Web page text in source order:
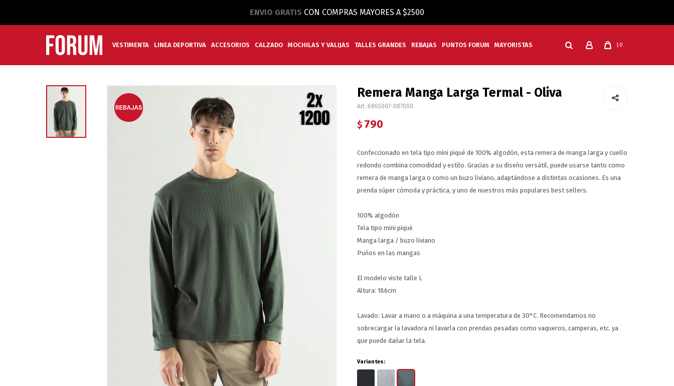
ENVIO GRATIS CON COMPRAS MAYORES A $2500
VESTIMENTA LINEA DEPORTIVA ACCESORIOS CALZADO MOCHILAS Y VALIJAS TALLES GRANDES REBAJAS PUNTOS FORUM MAYORISTAS $ 0
Remera Manga Larga Termal - Oliva
6865007-087000
$ 790
Confeccionado en tela tipo mini piqué de 100% algodón, esta remera de manga larga y cuello
redondo combina comodidad y estilo. Gracias a su diseño versátil, puede usarse tanto como
remera de manga larga o como un buzo liviano, adaptándose a distintas ocasiones. Es una
prenda súper cómoda y práctica, y uno de nuestros más populares best sellers.
100% algodón
Tela tipo mini piqué
Manga larga / buzo liviano
Puños en las mangas
El modelo viste talle L
Altura: 186cm
Lavado: Lavar a mano o a máquina a una temperatura de 30°C. Recomendamos no
sobrecargar la lavadora ni lavarla con prendas pesadas como vaqueros, camperas, etc. ya
que puede dañar la tela.
Variantes: